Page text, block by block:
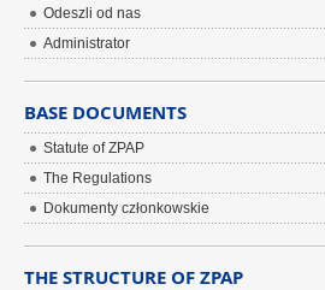
Odeszli od nas
Administrator
BASE DOCUMENTS
Statute of ZPAP
The Regulations
Dokumenty członkowskie
THE STRUCTURE OF ZPAP